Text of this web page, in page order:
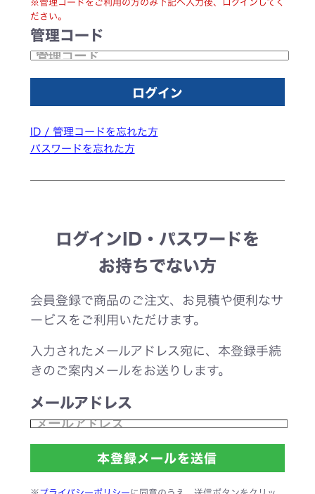
※管理コードをご利用の方のみ下記へ入力後、ログインしてく
ださい。
管理コード
ID / 管理コードを忘れた方
パスワードを忘れた方
ログインID・パスワードを
お持ちでない方
会員登録で商品のご注文、お見積や便利なサ
ービスをご利用いただけます。
入力されたメールアドレス宛に、本登録手続
きのご案内メールをお送りします。
メールアドレス